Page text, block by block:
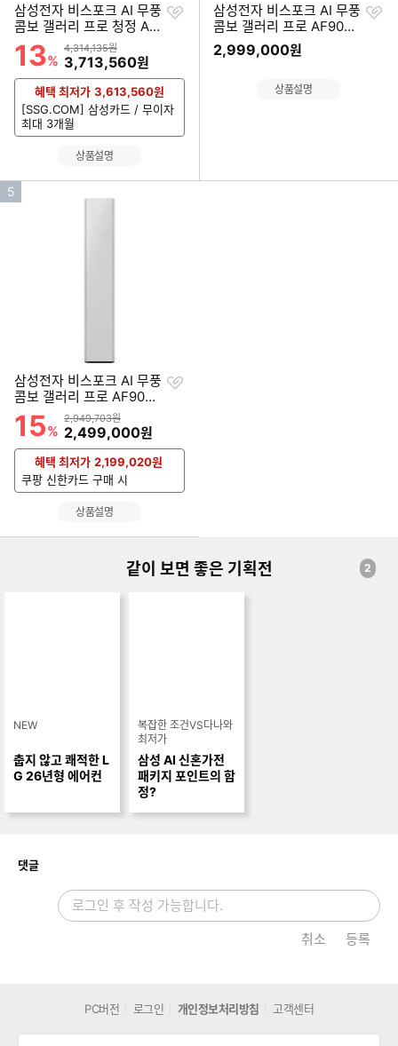
삼성전자 비스포크 AI 무풍
콤보 갤러리 프로 청정 AF
90H22D35WS (공식인증
설치)
할인률
13%
상품금액
4,314,135원
할인금액
3,713,560원
찜
혜택 최저가 3,613,560원
[SSG.COM] 삼성카드 / 무이자
최대 3개월
상품설명
삼성전자 비스포크 AI 무풍
콤보 갤러리 프로 AF90H1
9D24SS (공식인증 설치)
2,999,000원
찜
상품설명
인
5
삼성전자 비스포크 AI 무풍
콤보 갤러리 프로 AF90H1
7D24GS (공식인증 설치)
할인률
15%
상품금액
2,949,703원
할인금액
2,499,000원
찜
혜택 최저가 2,199,020원
쿠팡 신한카드 구매 시
상품설명
같이 보면 좋은 기획전 2
복잡한 조건VS다나와
최저가
삼성 AI 신혼가전
패키지 포인트의 함
정?
댓글개
취소 등록
PC버전 로그인 개인정보처리방침 고객센터